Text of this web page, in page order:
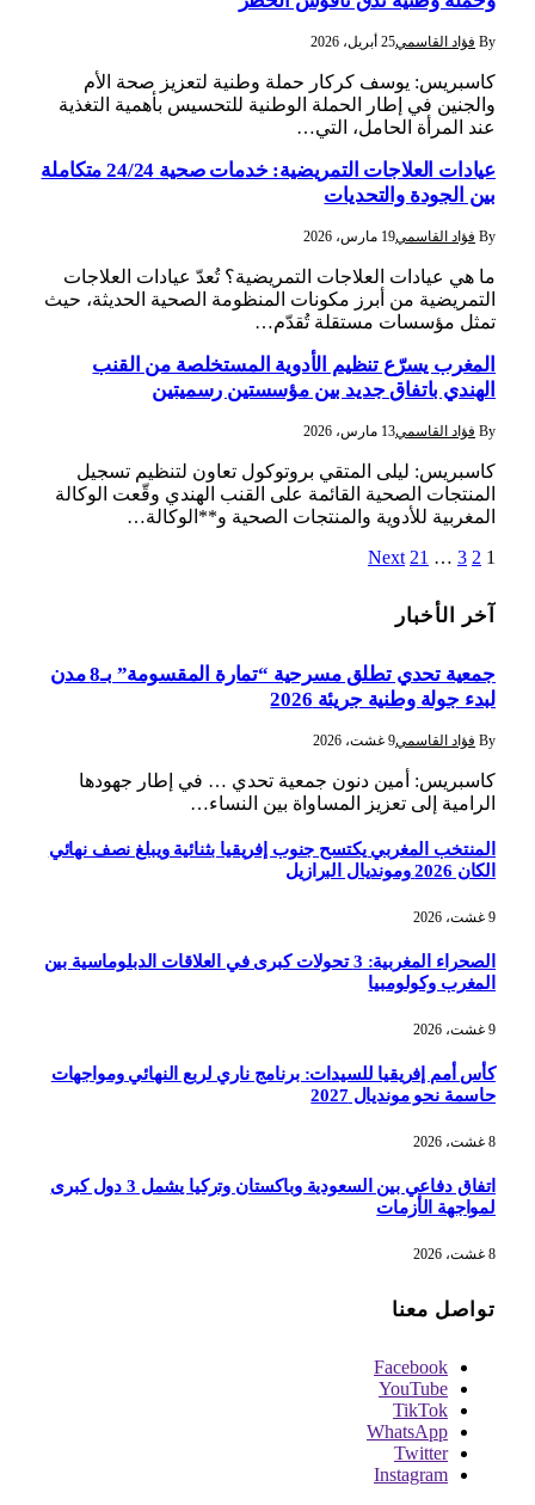
By فؤاد القاسمي25 أبريل، 2026
كاسبريس: يوسف كركار حملة وطنية لتعزيز صحة الأم
والجنين في إطار الحملة الوطنية للتحسيس بأهمية التغذية
عند المرأة الحامل، التي…
عيادات العلاجات التمريضية: خدمات صحية 24/24 متكاملة
بين الجودة والتحديات
By فؤاد القاسمي19 مارس، 2026
ما هي عيادات العلاجات التمريضية؟ تُعدّ عيادات العلاجات
التمريضية من أبرز مكونات المنظومة الصحية الحديثة، حيث
تمثل مؤسسات مستقلة تُقدّم…
المغرب يسرّع تنظيم الأدوية المستخلصة من القنب
الهندي باتفاق جديد بين مؤسستين رسميتين
By فؤاد القاسمي13 مارس، 2026
كاسبريس: ليلى المتقي بروتوكول تعاون لتنظيم تسجيل
المنتجات الصحية القائمة على القنب الهندي وقّعت الوكالة
المغربية للأدوية والمنتجات الصحية و**الوكالة…
1
2
3
…
21
Next
آخر الأخبار
جمعية تحدي تطلق مسرحية “تمارة المقسومة” بـ8 مدن
لبدء جولة وطنية جريئة 2026
By فؤاد القاسمي9 غشت، 2026
كاسبريس: أمين دنون جمعية تحدي … في إطار جهودها
الرامية إلى تعزيز المساواة بين النساء…
المنتخب المغربي يكتسح جنوب إفريقيا بثنائية ويبلغ نصف نهائي
الكان 2026 ومونديال البرازيل
9 غشت، 2026
الصحراء المغربية: 3 تحولات كبرى في العلاقات الدبلوماسية بين
المغرب وكولومبيا
9 غشت، 2026
كأس أمم إفريقيا للسيدات: برنامج ناري لربع النهائي ومواجهات
حاسمة نحو مونديال 2027
8 غشت، 2026
اتفاق دفاعي بين السعودية وباكستان وتركيا يشمل 3 دول كبرى
لمواجهة الأزمات
8 غشت، 2026
تواصل معنا
Facebook
YouTube
TikTok
WhatsApp
Twitter
Instagram